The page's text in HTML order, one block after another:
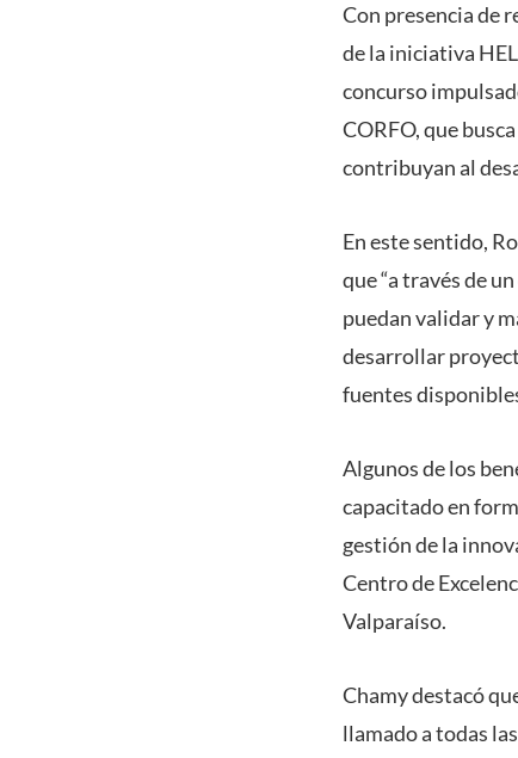
Con presencia de
de la iniciativa
concurso
CORFO, que
contribuyan al
En este sentido,
que “a través de
puedan validar y
desarrollar
fuentes
Algunos de los
capacitado en
gestión de la
Centro de
Valparaíso.
Chamy destacó
llamado a todas